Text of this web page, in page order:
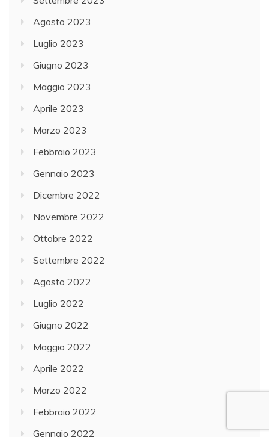
Agosto 2023
Luglio 2023
Giugno 2023
Maggio 2023
Aprile 2023
Marzo 2023
Febbraio 2023
Gennaio 2023
Dicembre 2022
Novembre 2022
Ottobre 2022
Settembre 2022
Agosto 2022
Luglio 2022
Giugno 2022
Maggio 2022
Aprile 2022
Marzo 2022
Febbraio 2022
Gennaio 2022